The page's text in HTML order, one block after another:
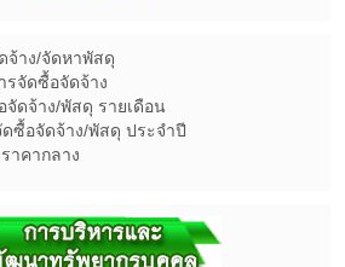
จ้าง/จัดหาพัสดุ
รจัดซื้อจัดจ้าง
ดจ้าง/พัสดุ รายเดือน
ซื้อจัดจ้าง/พัสดุ ประจำปี
าคากลาง